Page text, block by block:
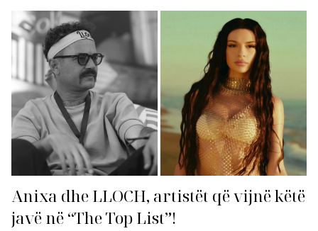
Anixa dhe LLOCH, artistët që vijnë këtë
javë në “The Top List”!